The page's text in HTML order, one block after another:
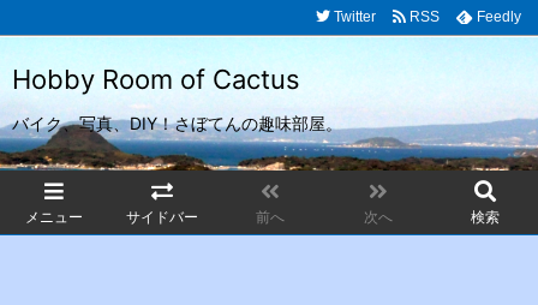
Hobby Room of Cactus
バイク、写真、DIY！さぼてんの趣味部屋。
メニュー サイドバー 前へ 次へ 検索
Twitter RSS Feedly